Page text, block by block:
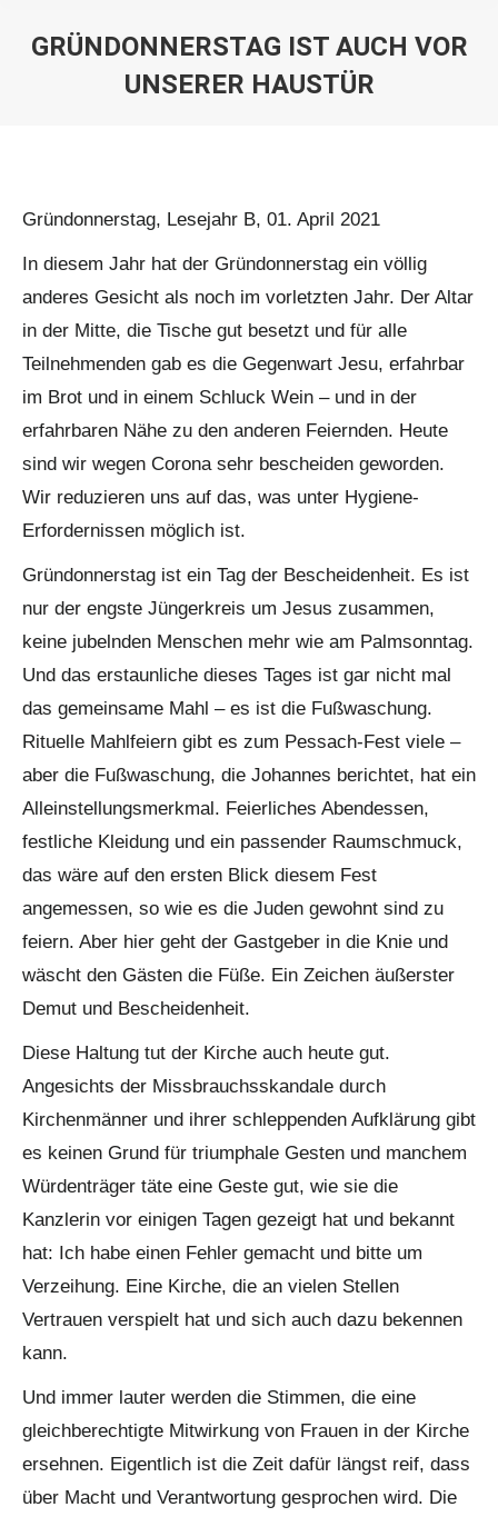
GRÜNDONNERSTAG IST AUCH VOR
UNSERER HAUSTÜR
Gründonnerstag, Lesejahr B, 01. April 2021
In diesem Jahr hat der Gründonnerstag ein völlig
anderes Gesicht als noch im vorletzten Jahr. Der Altar
in der Mitte, die Tische gut besetzt und für alle
Teilnehmenden gab es die Gegenwart Jesu, erfahrbar
im Brot und in einem Schluck Wein – und in der
erfahrbaren Nähe zu den anderen Feiernden. Heute
sind wir wegen Corona sehr bescheiden geworden.
Wir reduzieren uns auf das, was unter Hygiene-
Erfordernissen möglich ist.
Gründonnerstag ist ein Tag der Bescheidenheit. Es ist
nur der engste Jüngerkreis um Jesus zusammen,
keine jubelnden Menschen mehr wie am Palmsonntag.
Und das erstaunliche dieses Tages ist gar nicht mal
das gemeinsame Mahl – es ist die Fußwaschung.
Rituelle Mahlfeiern gibt es zum Pessach-Fest viele –
aber die Fußwaschung, die Johannes berichtet, hat ein
Alleinstellungsmerkmal. Feierliches Abendessen,
festliche Kleidung und ein passender Raumschmuck,
das wäre auf den ersten Blick diesem Fest
angemessen, so wie es die Juden gewohnt sind zu
feiern. Aber hier geht der Gastgeber in die Knie und
wäscht den Gästen die Füße. Ein Zeichen äußerster
Demut und Bescheidenheit.
Diese Haltung tut der Kirche auch heute gut.
Angesichts der Missbrauchsskandale durch
Kirchenmänner und ihrer schleppenden Aufklärung gibt
es keinen Grund für triumphale Gesten und manchem
Würdenträger täte eine Geste gut, wie sie die
Kanzlerin vor einigen Tagen gezeigt hat und bekannt
hat: Ich habe einen Fehler gemacht und bitte um
Verzeihung. Eine Kirche, die an vielen Stellen
Vertrauen verspielt hat und sich auch dazu bekennen
kann.
Und immer lauter werden die Stimmen, die eine
gleichberechtigte Mitwirkung von Frauen in der Kirche
ersehnen. Eigentlich ist die Zeit dafür längst reif, dass
über Macht und Verantwortung gesprochen wird. Die